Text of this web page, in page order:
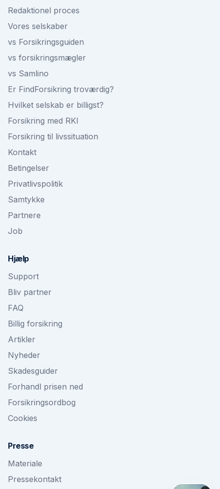
Redaktionel proces
Vores selskaber
vs Forsikringsguiden
vs forsikringsmægler
vs Samlino
Er FindForsikring troværdig?
Hvilket selskab er billigst?
Forsikring med RKI
Forsikring til livssituation
Kontakt
Betingelser
Privatlivspolitik
Samtykke
Partnere
Job
Hjælp
Support
Bliv partner
FAQ
Billig forsikring
Artikler
Nyheder
Skadesguider
Forhandl prisen ned
Forsikringsordbog
Cookies
Presse
Materiale
Pressekontakt